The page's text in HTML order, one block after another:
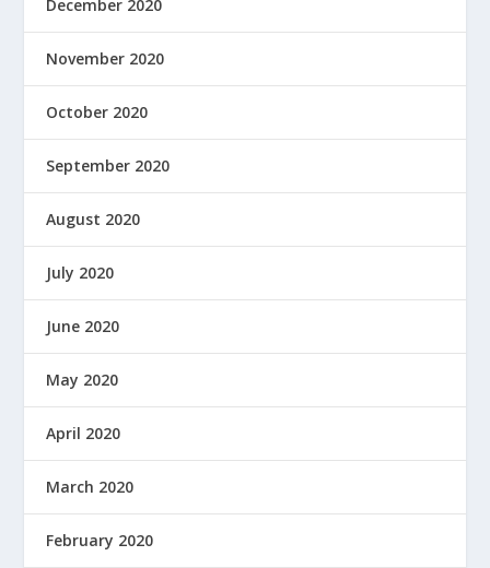
December 2020
November 2020
October 2020
September 2020
August 2020
July 2020
June 2020
May 2020
April 2020
March 2020
February 2020